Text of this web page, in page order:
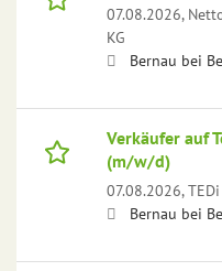
07.08.2026,
KG
Bernau bei
Verkäufer auf
(m/w/d)
07.08.2026,
Bernau bei